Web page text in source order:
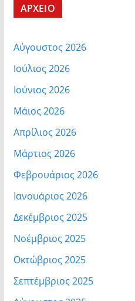
ΑΡΧΕΙΟ
Αύγουστος 2026
Ιούλιος 2026
Ιούνιος 2026
Μάιος 2026
Απρίλιος 2026
Μάρτιος 2026
Φεβρουάριος 2026
Ιανουάριος 2026
Δεκέμβριος 2025
Νοέμβριος 2025
Οκτώβριος 2025
Σεπτέμβριος 2025